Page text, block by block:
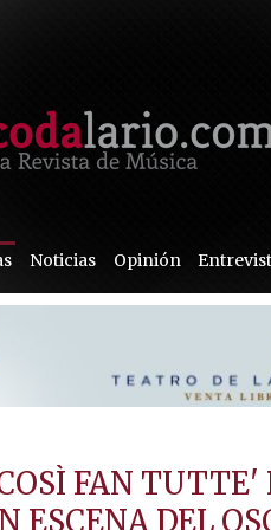
Noticias Opinión
FAN TUTTE'
ESCENA DEL